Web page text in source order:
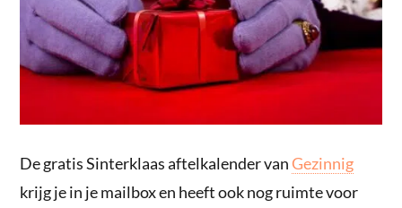
De gratis Sinterklaas aftelkalender vanGezinnig
krijg je in je mailbox en heeft ook nog ruimte voor